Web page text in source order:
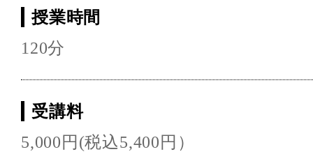
授業時間
120分
受講料
5,000円(税込5,400円）